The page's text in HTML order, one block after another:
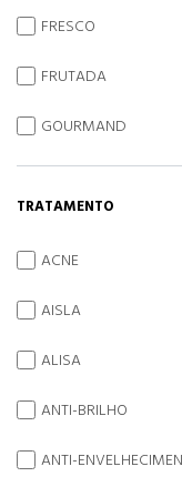
FRESCO
FRUTADA
GOURMAND
TRATAMENTO
ACNE
AISLA
ALISA
ANTI-BRILHO
ANTI-